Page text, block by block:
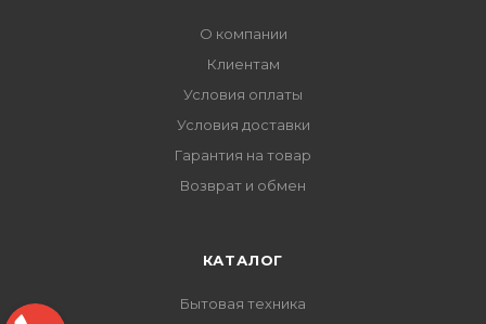
О компании
Клиентам
Условия оплаты
Условия доставки
Гарантия на товар
Возврат и обмен
КАТАЛОГ
Бытовая техника